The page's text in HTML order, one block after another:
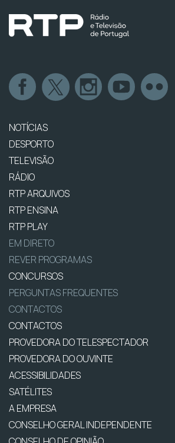
NOTÍCIAS
DESPORTO
TELEVISÃO
RÁDIO
RTP ARQUIVOS
RTP ENSINA
RTP PLAY
EM DIRETO
REVER PROGRAMAS
CONCURSOS
PERGUNTAS FREQUENTES
CONTACTOS
CONTACTOS
PROVEDORA DO TELESPECTADOR
PROVEDORA DO OUVINTE
ACESSIBILIDADES
SATÉLITES
A EMPRESA
CONSELHO GERAL INDEPENDENTE